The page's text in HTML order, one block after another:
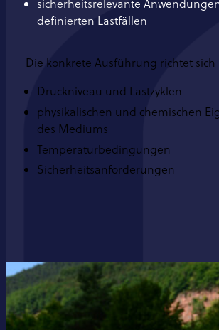
sicherheitsrelevante
definierten Lastfällen
Die konkrete Ausführung richtet sich
Druckniveau und Lastzyklen
physikalischen und chemischen
des Mediums
Temperaturbedingungen
Sicherheitsanforderungen